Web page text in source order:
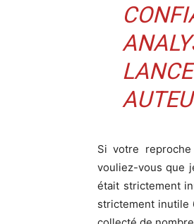
Si votre
vouliez-vous que
était strictement
strictement inutile